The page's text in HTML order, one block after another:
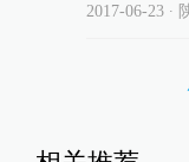
2017-06-23∙